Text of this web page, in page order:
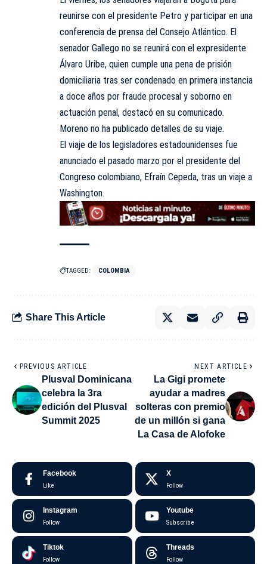
reunirse con el presidente Petro y participar en una
conferencia de prensa del Consejo Atlántico. El
senador Gallego no se reunirá con el expresidente
Álvaro Uribe, quien cumple una pena de prisión
domiciliaria tras ser condenado en primera instancia
a doce años por fraude procesal y soborno en
actuación penal, destacó en su comunicado.
Moreno no ha publicado detalles de su viaje.
El viaje de los legisladores estadounidenses fue
anunciado el pasado marzo por el presidente del
Congreso colombiano, Efraín Cepeda, tras un viaje a
Washington.
TAGGED: COLOMBIA
Share This Article
PREVIOUS ARTICLE
Plusval Dominicana
celebra la 3ra
edición del Plusval
Summit 2025
NEXT ARTICLE
La Gigi promete
ayudar a madres
solteras con premio
de un millón si gana
La Casa de Alofoke
Facebook
Like
X
Follow
Instagram
Follow
Youtube
Subscribe
Tiktok
Follow
Threads
Follow